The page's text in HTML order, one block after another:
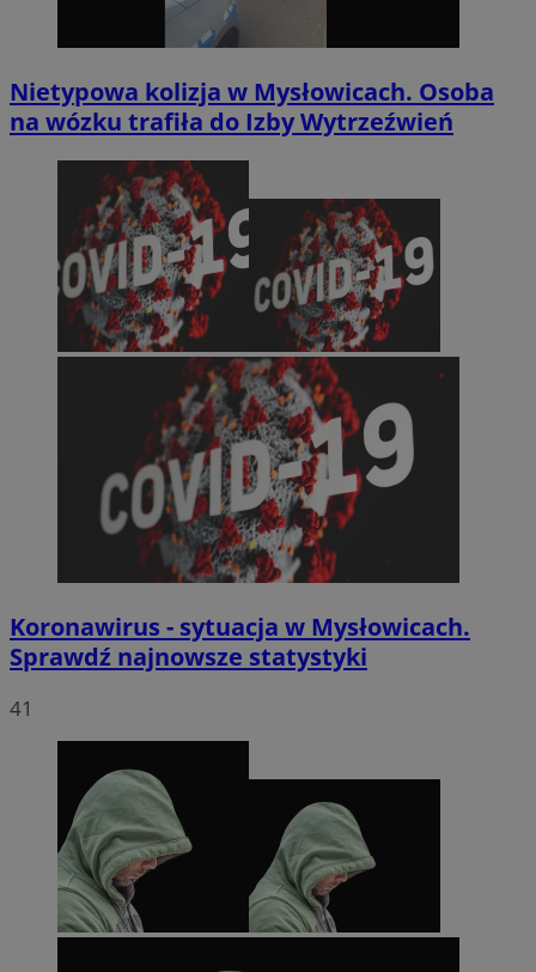
Nietypowa kolizja w Mysłowicach. Osoba
na wózku trafiła do Izby Wytrzeźwień
Koronawirus - sytuacja w Mysłowicach.
Sprawdź najnowsze statystyki
41